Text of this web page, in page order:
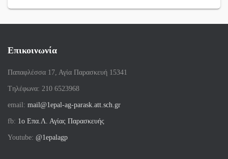
Επικοινωνία
Παπαφλέσσα 17, Αγία Παρασκευή 15341
Tηλέφωνα: 210 6523968
email: mail@1epal-ag-parask.att.sch.gr
fb: 1ο Επα.Λ. Αγίας Παρασκευής
Youtube: @1epalagp